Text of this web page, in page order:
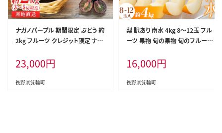
ナガノパープル 期間限定 ぶどう 約
2kg フルーツ クレジット限定 ナガ
23,000円
長野県箕輪町
梨 訳あり 南水 4kg 8～12玉 フル
ーツ 果物 旬の果物 旬のフルーツ
16,000円
長野県箕輪町